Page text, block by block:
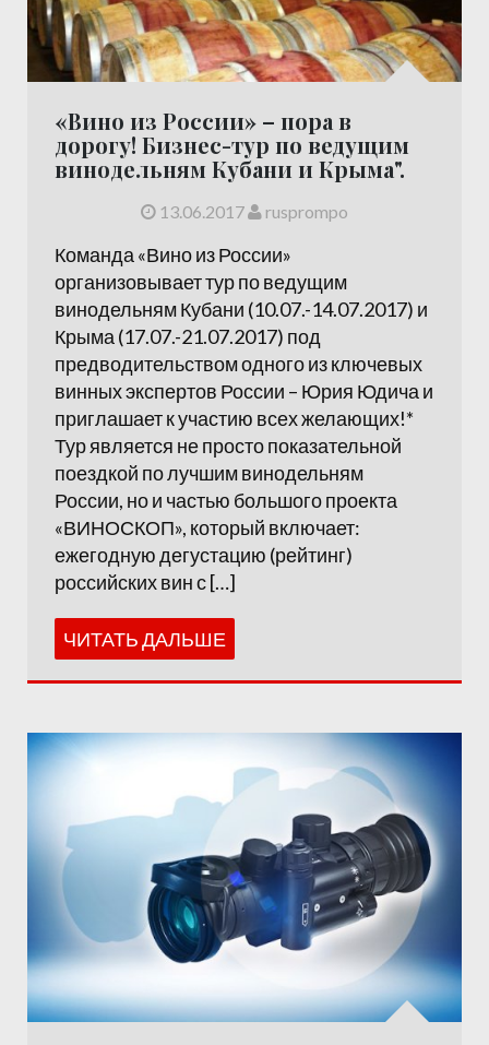
«Вино из России» – пора в
дорогу! Бизнес­-тур по ведущим
вино­дельням Кубани и Кры­ма".
13.06.2017 rusprompo
Команда «Вино из России»
организовывает тур по ведущим
винодельням Кубани (10.07.-14.07.2017) и
Крыма (17.07.-21.07.2017) под
предводительством одного из ключевых
винных экспертов России – Юрия Юдича и
приглашает к участию всех желающих!*
Тур является не просто показательной
поездкой по лучшим винодельням
России, но и частью большого проекта
«ВИНОСКОП», который включает:
ежегодную дегустацию (рейтинг)
российских вин с […]
ЧИТАТЬ ДАЛЬШЕ